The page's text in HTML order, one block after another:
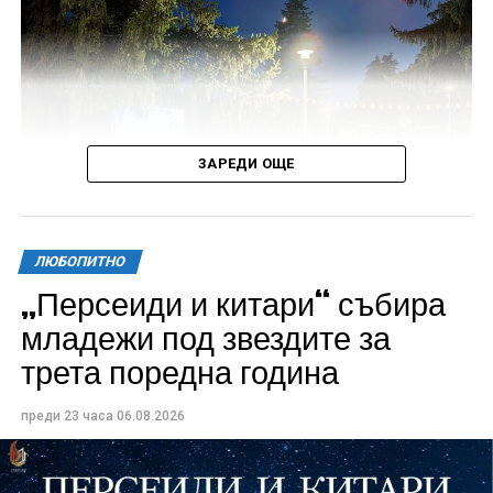
Всички събития ще се проведат в парк „Максим
Райкович“, срещу часовниковата кула, с вход
свободен. Програмата ще започне на 12 август с
изпълнители GoGo, Toria, ZoV & Vakavliev.
ЗАРЕДИ ОЩЕ
ЛЮБОПИТНО
„Персеиди и китари“ събира
младежи под звездите за
трета поредна година
преди 23 часа 06.08.2026